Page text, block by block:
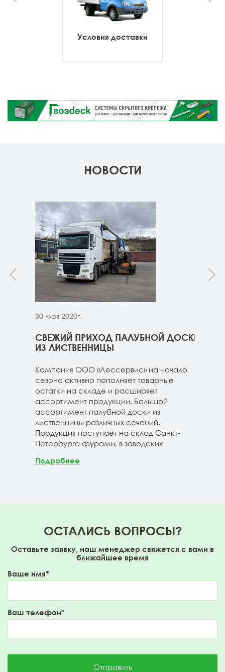
Условия доставки
НОВОСТИ
30 мая 2020г.
СВЕЖИЙ ПРИХОД ПАЛУБНОЙ ДОСКИ
ИЗ ЛИСТВЕННИЦЫ
Компания ООО «Лессервис» на начало
сезона активно пополняет товарные
остатки на складе и расширяет
ассортимент продукции. Большой
ассортимент палубной доски из
лиственницы различных сечений.
Продукция поступает на склад Санкт-
Петербурга фурами, в заводских
Подробнее
ОСТАЛИСЬ ВОПРОСЫ?
Оставьте заявку, наш менеджер свяжется с вами в
ближайшее время
Ваше имя*
Ваш телефон*
Отправить